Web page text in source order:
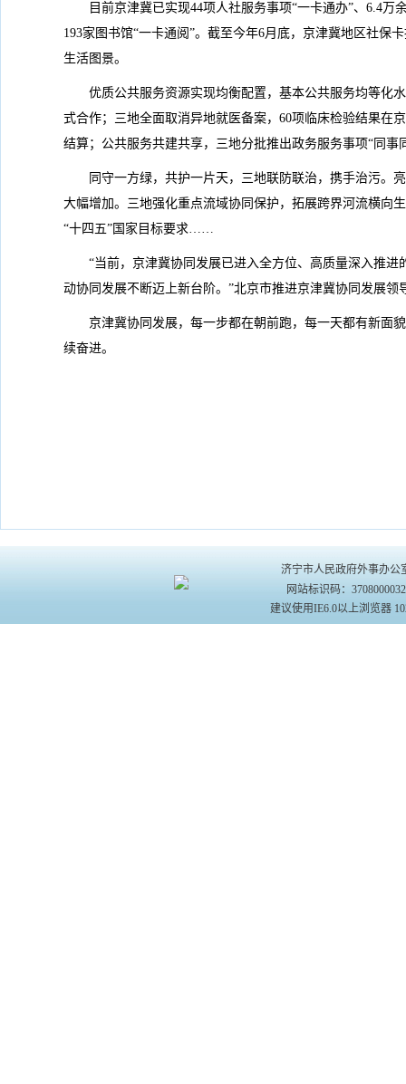
目前京津冀已实现44项人社服务事项“一卡通办”、6.4万
193家图书馆“一卡通阅”。截至今年6月底，京津冀地区社保
生活图景。
优质公共服务资源实现均衡配置，基本公共服务均等化
式合作；三地全面取消异地就医备案，60项临床检验结果在
结算；公共服务共建共享，三地分批推出政务服务事项“同
同守一方绿，共护一片天，三地联防联治，携手治污。
大幅增加。三地强化重点流域协同保护，拓展跨界河流横向
“十四五”国家目标要求……
“当前，京津冀协同发展已进入全方位、高质量深入推
动协同发展不断迈上新台阶。”北京市推进京津冀协同发展
京津冀协同发展，每一步都在朝前跑，每一天都有新面
续奋进。
济宁市人民政府外事办公
网站标识码：
建议使用IE6.0以上浏览器